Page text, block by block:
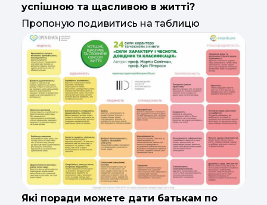
успішною та щасливою в житті?
Пропоную подивитись на таблицю
Які поради можете дати батькам по